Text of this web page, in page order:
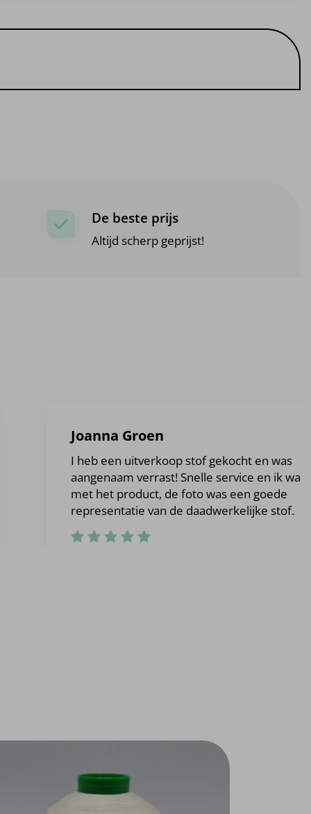
De beste prijs
Altijd scherp geprijst!
Joanna Groen
I heb een uitverkoop stof gekocht en was
aangenaam verrast! Snelle service en ik was
met het product, de foto was een goede
representatie van de daadwerkelijke stof.